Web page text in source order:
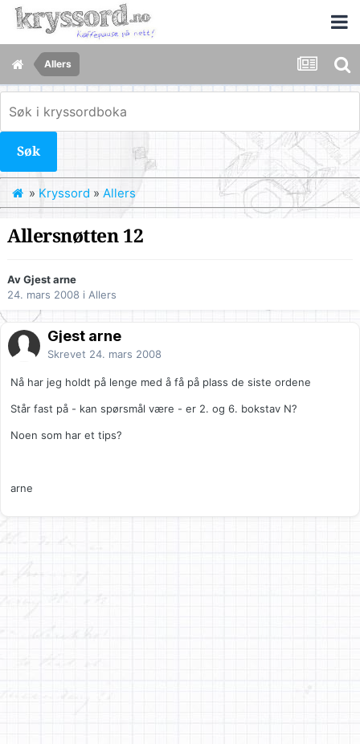
Allers
Søk
» Kryssord » Allers
Allersnøtten 12
Av Gjest arne
24. mars 2008 i Allers
Gjest arne
Skrevet 24. mars 2008
Nå har jeg holdt på lenge med å få på plass de siste ordene
Står fast på - kan spørsmål være - er 2. og 6. bokstav N?
Noen som har et tips?
arne